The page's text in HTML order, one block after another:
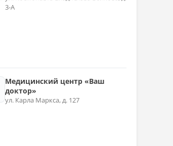
3-А
Медицинский центр «Ваш
доктор»
ул. Карла Маркса, д. 127